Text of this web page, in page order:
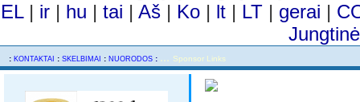
EL | ir | hu | tai | Aš | Ko | lt | LT | gerai |
: KONTAKTAI : SKELBIMAI : NUORODOS : Sponsor Links